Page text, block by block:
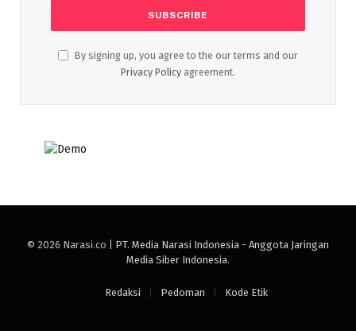
By signing up, you agree to the our terms and our
Privacy Policy agreement.
© 2026 Narasi.co | PT. Media Narasi Indonesia - Anggota Jaringan
Media Siber Indonesia.
Redaksi Pedoman Kode Etik